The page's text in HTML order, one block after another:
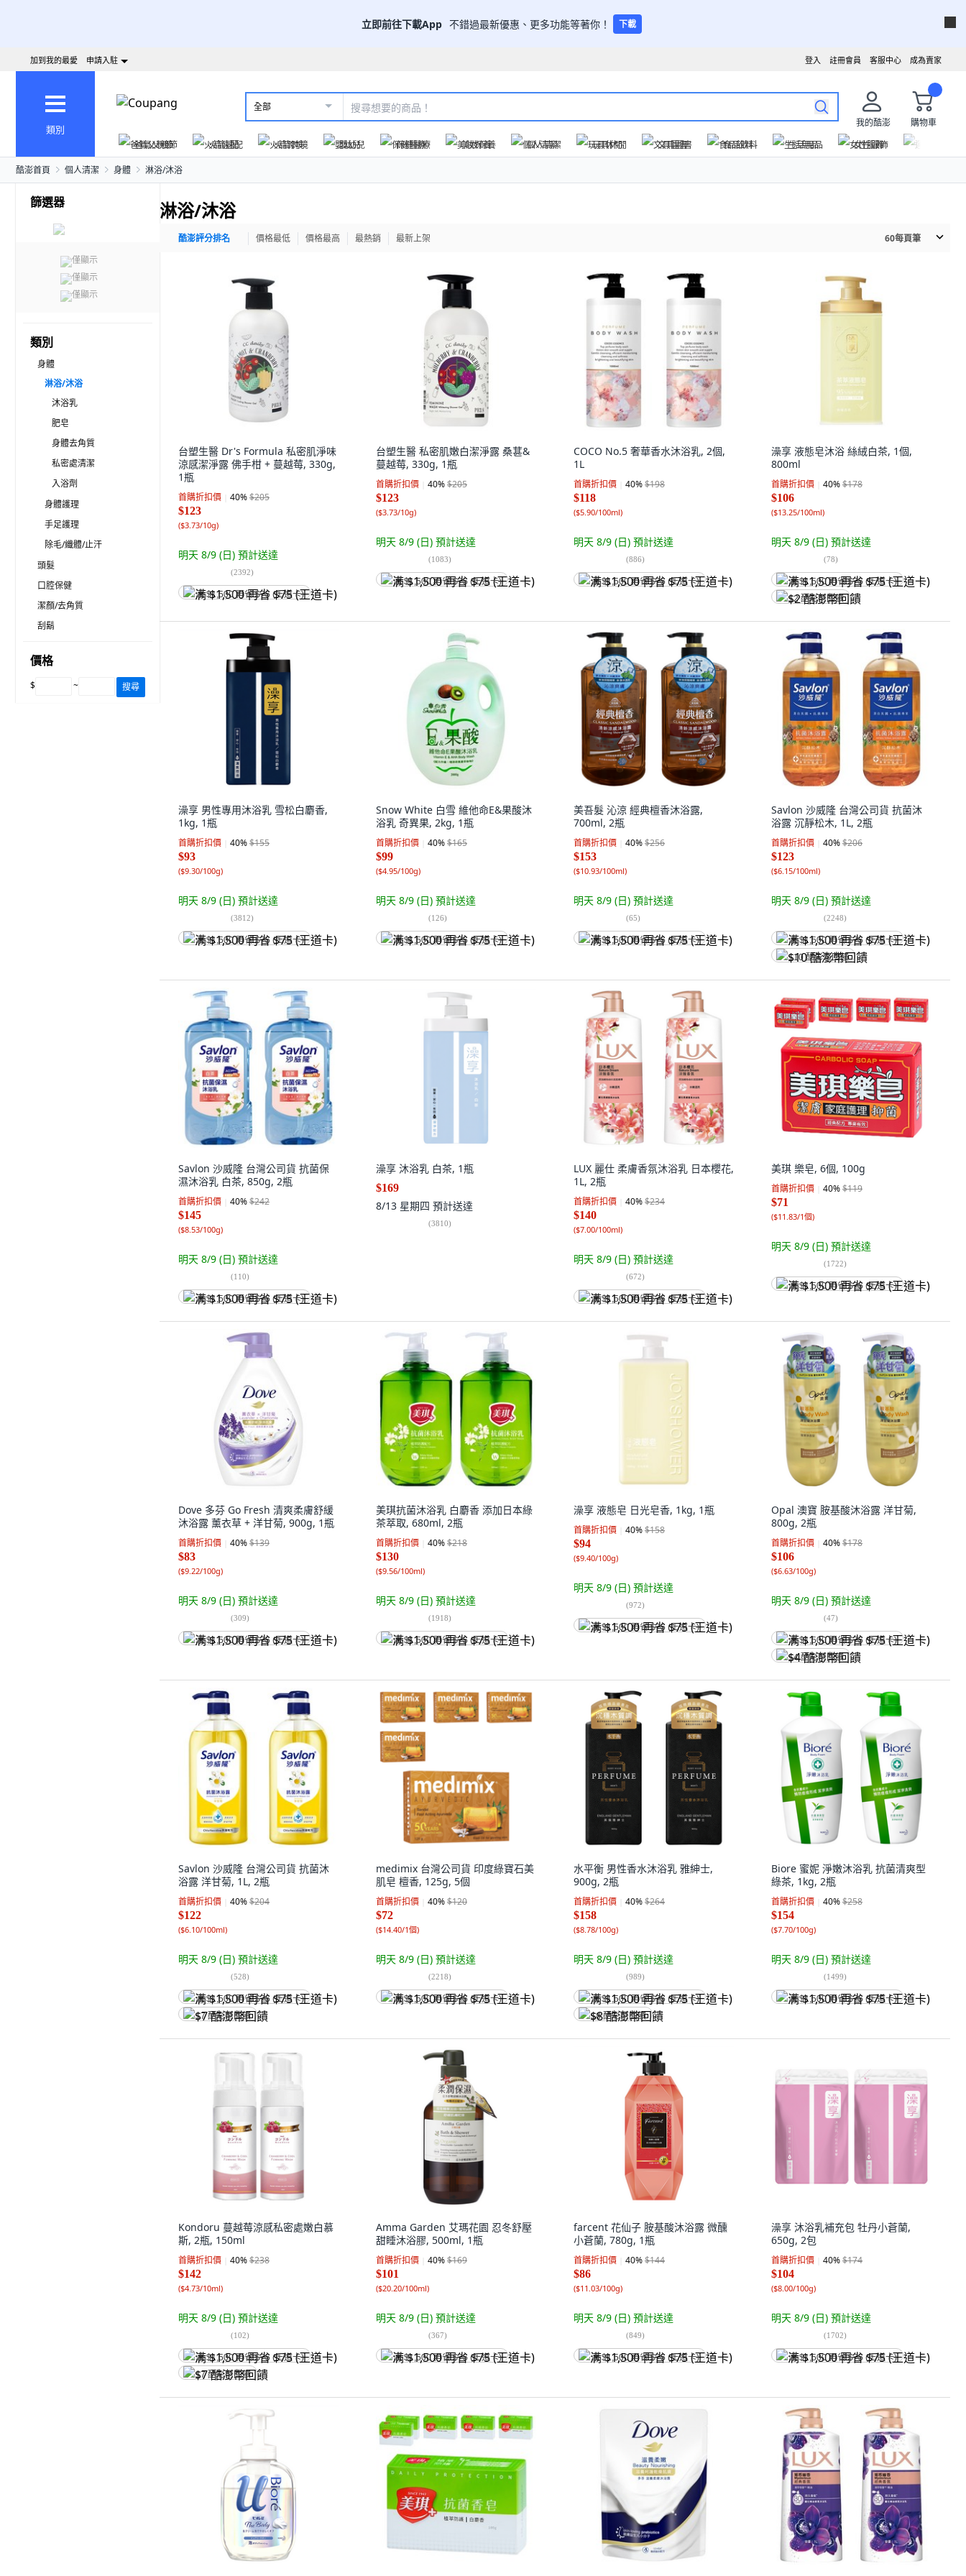
立即前往下載App 不錯過最新優惠、更多功能等著你！ 下載
成為賣家
客服中心
註冊會員
登入
加到我的最愛 申請入駐
類別
全部
我的酷澎
購物車
爸氣父親節
火箭速配 火箭跨境 嬰幼兒 保健醫療 美妝保養 個人清潔 玩具休閒 文具圖書 食品飲料 生活用品 女性服飾
酷澎首頁 個人清潔 身體 淋浴/沐浴
篩選器
僅顯示
僅顯示
僅顯示
類別
身體
淋浴/沐浴
沐浴乳
肥皂
身體去角質
私密處清潔
入浴劑
身體護理
手足護理
除毛/纖體/止汗
頭髮
口腔保健
潔顏/去角質
刮鬍
價格
$ ~ 搜尋
淋浴/沐浴
酷澎評分排名 價格最低 價格最高 最熱銷 最新上架 60每頁筆
台塑生醫 Dr's Formula 私密肌淨味
涼感潔淨露 佛手柑 + 蔓越莓, 330g,
1瓶
首購折扣價 40%$205
$123
($3.73/10g)
明天 8/9 (日) 預計送達
(2392)
满 $1,500 再省 $75 (王道卡)
台塑生醫 私密肌嫩白潔淨露 桑葚&
蔓越莓, 330g, 1瓶
首購折扣價 40%$205
$123
($3.73/10g)
明天 8/9 (日) 預計送達
(1083)
满 $1,500 再省 $75 (王道卡)
COCO No.5 奢華香水沐浴乳, 2個,
1L
首購折扣價 40%$198
$118
($5.90/100ml)
明天 8/9 (日) 預計送達
(886)
满 $1,500 再省 $75 (王道卡)
澡享 液態皂沐浴 絲絨白茶, 1個,
800ml
首購折扣價 40%$178
$106
($13.25/100ml)
明天 8/9 (日) 預計送達
(78)
满 $1,500 再省 $75 (王道卡)
$2 酷澎幣回饋
澡享 男性專用沐浴乳 雪松白麝香,
1kg, 1瓶
首購折扣價 40%$155
$93
($9.30/100g)
明天 8/9 (日) 預計送達
(3812)
满 $1,500 再省 $75 (王道卡)
Snow White 白雪 維他命E&果酸沐
浴乳 奇異果, 2kg, 1瓶
首購折扣價 40%$165
$99
($4.95/100g)
明天 8/9 (日) 預計送達
(126)
满 $1,500 再省 $75 (王道卡)
美吾髮 沁涼 經典檀香沐浴露,
700ml, 2瓶
首購折扣價 40%$256
$153
($10.93/100ml)
明天 8/9 (日) 預計送達
(65)
满 $1,500 再省 $75 (王道卡)
Savlon 沙威隆 台灣公司貨 抗菌沐
浴露 沉靜松木, 1L, 2瓶
首購折扣價 40%$206
$123
($6.15/100ml)
明天 8/9 (日) 預計送達
(2248)
满 $1,500 再省 $75 (王道卡)
$10 酷澎幣回饋
Savlon 沙威隆 台灣公司貨 抗菌保
濕沐浴乳 白茶, 850g, 2瓶
首購折扣價 40%$242
$145
($8.53/100g)
明天 8/9 (日) 預計送達
(110)
满 $1,500 再省 $75 (王道卡)
澡享 沐浴乳 白茶, 1瓶
$169
8/13 星期四 預計送達
(3810)
LUX 麗仕 柔膚香氛沐浴乳 日本櫻花,
1L, 2瓶
首購折扣價 40%$234
$140
($7.00/100ml)
明天 8/9 (日) 預計送達
(672)
满 $1,500 再省 $75 (王道卡)
美琪 樂皂, 6個, 100g
首購折扣價 40%$119
$71
($11.83/1個)
明天 8/9 (日) 預計送達
(1722)
满 $1,500 再省 $75 (王道卡)
Dove 多芬 Go Fresh 清爽柔膚舒緩
沐浴露 薰衣草 + 洋甘菊, 900g, 1瓶
首購折扣價 40%$139
$83
($9.22/100g)
明天 8/9 (日) 預計送達
(309)
满 $1,500 再省 $75 (王道卡)
美琪抗菌沐浴乳 白麝香 添加日本綠
茶萃取, 680ml, 2瓶
首購折扣價 40%$218
$130
($9.56/100ml)
明天 8/9 (日) 預計送達
(1918)
满 $1,500 再省 $75 (王道卡)
澡享 液態皂 日光皂香, 1kg, 1瓶
首購折扣價 40%$158
$94
($9.40/100g)
明天 8/9 (日) 預計送達
(972)
满 $1,500 再省 $75 (王道卡)
Opal 澳寶 胺基酸沐浴露 洋甘菊,
800g, 2瓶
首購折扣價 40%$178
$106
($6.63/100g)
明天 8/9 (日) 預計送達
(47)
满 $1,500 再省 $75 (王道卡)
$4 酷澎幣回饋
Savlon 沙威隆 台灣公司貨 抗菌沐
浴露 洋甘菊, 1L, 2瓶
首購折扣價 40%$204
$122
($6.10/100ml)
明天 8/9 (日) 預計送達
(528)
满 $1,500 再省 $75 (王道卡)
$7 酷澎幣回饋
medimix 台灣公司貨 印度綠寶石美
肌皂 檀香, 125g, 5個
首購折扣價 40%$120
$72
($14.40/1個)
明天 8/9 (日) 預計送達
(2218)
满 $1,500 再省 $75 (王道卡)
水平衡 男性香水沐浴乳 雅紳士,
900g, 2瓶
首購折扣價 40%$264
$158
($8.78/100g)
明天 8/9 (日) 預計送達
(989)
满 $1,500 再省 $75 (王道卡)
$8 酷澎幣回饋
Biore 蜜妮 淨嫩沐浴乳 抗菌清爽型
綠茶, 1kg, 2瓶
首購折扣價 40%$258
$154
($7.70/100g)
明天 8/9 (日) 預計送達
(1499)
满 $1,500 再省 $75 (王道卡)
Kondoru 蔓越莓涼感私密處嫩白慕
斯, 2瓶, 150ml
首購折扣價 40%$238
$142
($4.73/10ml)
明天 8/9 (日) 預計送達
(102)
满 $1,500 再省 $75 (王道卡)
$7 酷澎幣回饋
Amma Garden 艾瑪花園 忍冬舒壓
甜睡沐浴膠, 500ml, 1瓶
首購折扣價 40%$169
$101
($20.20/100ml)
明天 8/9 (日) 預計送達
(367)
满 $1,500 再省 $75 (王道卡)
farcent 花仙子 胺基酸沐浴露 微醺
小蒼蘭, 780g, 1瓶
首購折扣價 40%$144
$86
($11.03/100g)
明天 8/9 (日) 預計送達
(849)
满 $1,500 再省 $75 (王道卡)
澡享 沐浴乳補充包 牡丹小蒼蘭,
650g, 2包
首購折扣價 40%$174
$104
($8.00/100g)
明天 8/9 (日) 預計送達
(1702)
满 $1,500 再省 $75 (王道卡)